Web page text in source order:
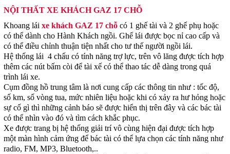
NỘI THẤT XE KHÁCH GAZ 17 CHỖ
Khoang lái xe khách GAZ 17 chỗ có 1 ghế tài và 2 ghế phụ hoặc
có thể dành cho Hành Khách ngồi. Ghế lái được bọc nỉ cao cấp và
có thể điều chỉnh thuận tiện nhất cho tư thế người ngồi lái.
Hệ thống lái 4 chấu có tính năng trợ lực, trên vô lăng được tích hợp
thêm các nút bấm còi để tài xế có thể thao tác dễ dàng trong quá
trình lái xe.
Cụm đồng hồ trung tâm là nơi cung cấp các thông tin như : tốc độ,
số km, số vòng tua, mức nhiên liệu hoặc khi có xảy ra hư hỏng hoặc
sự cố gì thì những cảnh báo sẽ được hiển thị trên đây và các bác tài
có thể nhìn vào đó và tìm cách khắc phục.
Xe được trang bị hệ thống giải trí vô cùng hiện đại được tích hợp
một màn hình cảm ứng để bác tài có thể lựa chọn các tính năng như
radio, FM, MP3, Bluetooth,..